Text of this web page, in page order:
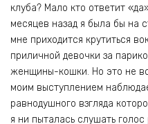
клуба? Мало кто ответит
месяцев назад я была бы на
мне приходится крутиться
приличной девочки за
женщины-кошки. Но это не
моим выступлением
равнодушного взгляда
я ни пыталась слушать